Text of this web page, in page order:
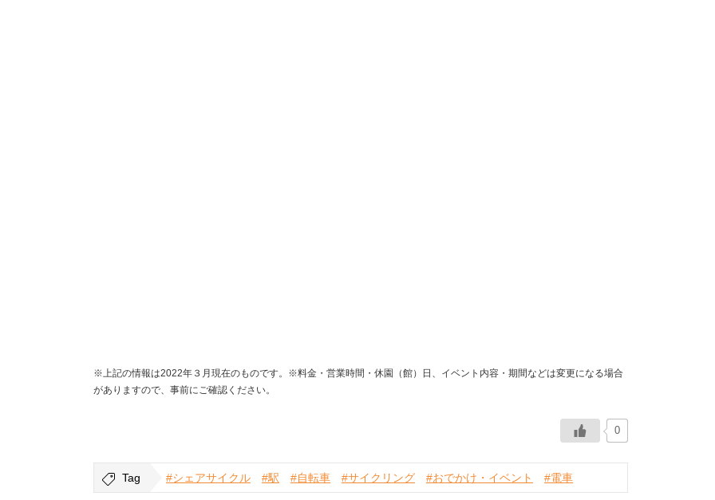
※上記の情報は2022年３月現在のものです。※料金・営業時間・休園（館）日、イベント内容・期間などは変更になる場合
がありますので、事前にご確認ください。
0
Tag #シェアサイクル #駅 #自転車 #サイクリング #おでかけ・イベント #電車